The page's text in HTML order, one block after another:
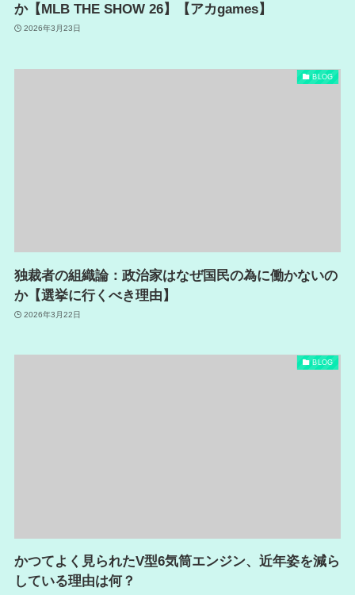
か【MLB THE SHOW 26】【アカgames】
2026年3月23日
BLOG
独裁者の組織論：政治家はなぜ国民の為に働かないの
か【選挙に行くべき理由】
2026年3月22日
BLOG
かつてよく見られたV型6気筒エンジン、近年姿を減ら
している理由は何？